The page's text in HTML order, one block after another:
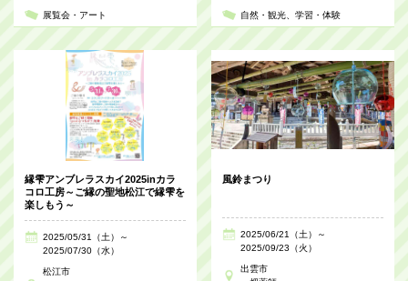
展覧会・アート 自然・観光 学習・体験
縁雫アンブレラスカイ2025inカラ
コロ工房～ご縁の聖地松江で縁雫を
楽しもう～
2025/05/31（土）～
2025/07/30（水）
松江市
風鈴まつり
2025/06/21（土）～
2025/09/23（火）
出雲市